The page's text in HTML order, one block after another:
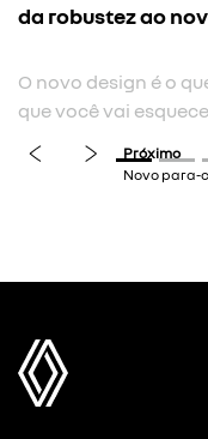
da robustez ao
O novo design é o
que você vai
previous nextPróximo
Novo para-